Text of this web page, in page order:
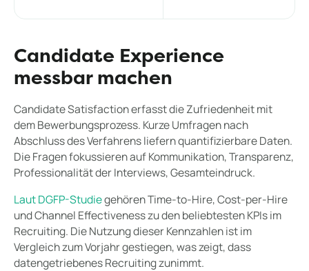
Candidate Experience
messbar machen
Candidate Satisfaction erfasst die Zufriedenheit mit
dem Bewerbungsprozess. Kurze Umfragen nach
Abschluss des Verfahrens liefern quantifizierbare Daten.
Die Fragen fokussieren auf Kommunikation, Transparenz,
Professionalität der Interviews, Gesamteindruck.
Laut DGFP-Studiegehören Time-to-Hire, Cost-per-Hire
und Channel Effectiveness zu den beliebtesten KPIs im
Recruiting. Die Nutzung dieser Kennzahlen ist im
Vergleich zum Vorjahr gestiegen, was zeigt, dass
datengetriebenes Recruiting zunimmt.